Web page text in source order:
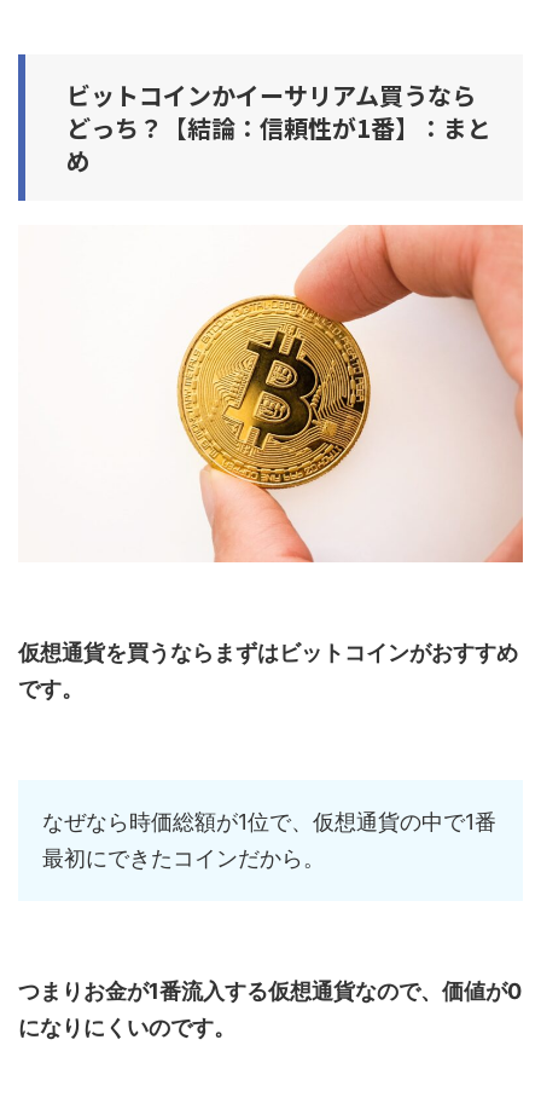
ビットコインかイーサリアム買うなら
どっち？【結論：信頼性が1番】：まと
め
仮想通貨を買うならまずはビットコインがおすすめ
です。
なぜなら時価総額が1位で、仮想通貨の中で1番
最初にできたコインだから。
つまりお金が1番流入する仮想通貨なので、価値が0
になりにくいのです。